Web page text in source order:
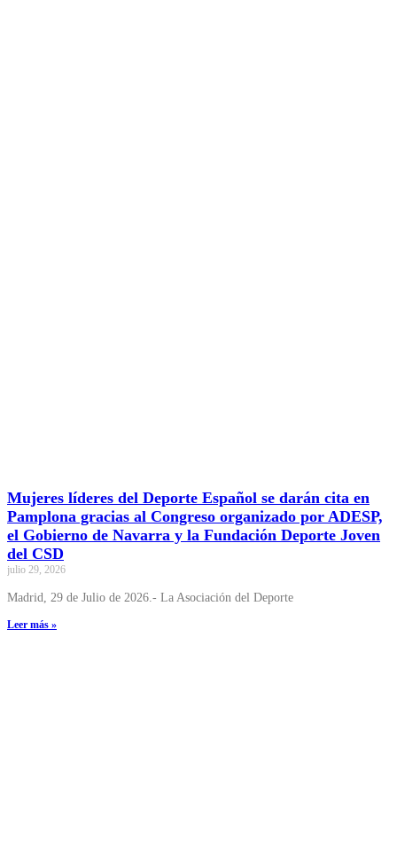
Mujeres líderes del Deporte Español se darán cita en
Pamplona gracias al Congreso organizado por ADESP,
el Gobierno de Navarra y la Fundación Deporte Joven
del CSD
julio 29, 2026
Madrid, 29 de Julio de 2026.- La Asociación del Deporte
Leer más »